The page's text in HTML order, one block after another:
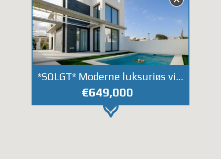
*SOLGT* Moderne luksuriøs villa med basseng 150 meter fra havet i populært område
€649,000